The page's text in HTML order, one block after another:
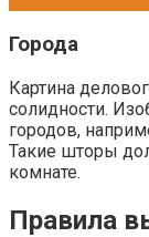
Города
Картина
солидности.
городов,
Такие шторы
комнате.
Правила